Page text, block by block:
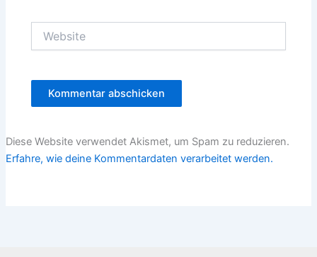
Diese Website verwendet Akismet, um Spam zu reduzieren.
Erfahre, wie deine Kommentardaten verarbeitet werden.